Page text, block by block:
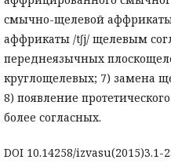
смычно-щелевой
аффрикаты /t∫j/ щелевым
переднеязычных
круглощелевых; 7) замена
8) появление
более согласных.
DOI 10.14258/izvasu(2015)3.1-